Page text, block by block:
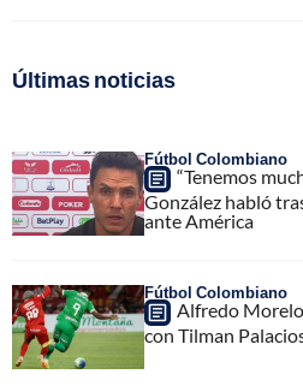
Últimas noticias
Fútbol Colombiano
“Tenemos
González habló
ante América
Fútbol Colombiano
Alfredo
con Tilman